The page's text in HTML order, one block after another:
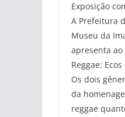
Exposição
A Prefeitura
Museu da
apresenta
Reggae:
Os dois
da
reggae